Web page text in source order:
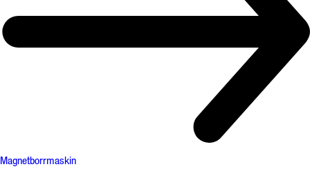
Magnetborrmaskin